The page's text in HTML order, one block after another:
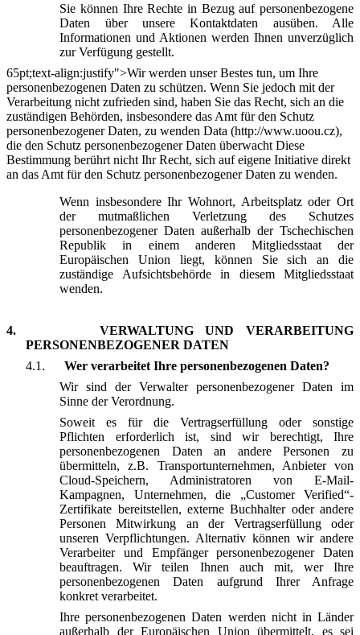
Sie können Ihre Rechte in Bezug auf personenbezogene
Daten über unsere Kontaktdaten ausüben. Alle
Informationen und Aktionen werden Ihnen unverzüglich
zur Verfügung gestellt.
65pt;text-align:justify">Wir werden unser Bestes tun, um Ihre
personenbezogenen Daten zu schützen. Wenn Sie jedoch mit der
Verarbeitung nicht zufrieden sind, haben Sie das Recht, sich an die
zuständigen Behörden, insbesondere das Amt für den Schutz
personenbezogener Daten, zu wenden Data (http://www.uoou.cz),
die den Schutz personenbezogener Daten überwacht Diese
Bestimmung berührt nicht Ihr Recht, sich auf eigene Initiative direkt
an das Amt für den Schutz personenbezogener Daten zu wenden.
Wenn insbesondere Ihr Wohnort, Arbeitsplatz oder Ort
der mutmaßlichen Verletzung des Schutzes
personenbezogener Daten außerhalb der Tschechischen
Republik in einem anderen Mitgliedsstaat der
Europäischen Union liegt, können Sie sich an die
zuständige Aufsichtsbehörde in diesem Mitgliedsstaat
wenden.
4.
VERWALTUNG UND VERARBEITUNG
PERSONENBEZOGENER DATEN
4.1.
Wer verarbeitet Ihre personenbezogenen Daten?
Wir sind der Verwalter personenbezogener Daten im
Sinne der Verordnung.
Soweit es für die Vertragserfüllung oder sonstige
Pflichten erforderlich ist, sind wir berechtigt, Ihre
personenbezogenen Daten an andere Personen zu
übermitteln, z.B. Transportunternehmen, Anbieter von
Cloud-Speichern, Administratoren von E-Mail-
Kampagnen, Unternehmen, die „Customer Verified“-
Zertifikate bereitstellen, externe Buchhalter oder andere
Personen Mitwirkung an der Vertragserfüllung oder
unseren Verpflichtungen. Alternativ können wir andere
Verarbeiter und Empfänger personenbezogener Daten
beauftragen. Wir teilen Ihnen auch mit, wer Ihre
personenbezogenen Daten aufgrund Ihrer Anfrage
konkret verarbeitet.
Ihre personenbezogenen Daten werden nicht in Länder
außerhalb der Europäischen Union übermittelt, es sei